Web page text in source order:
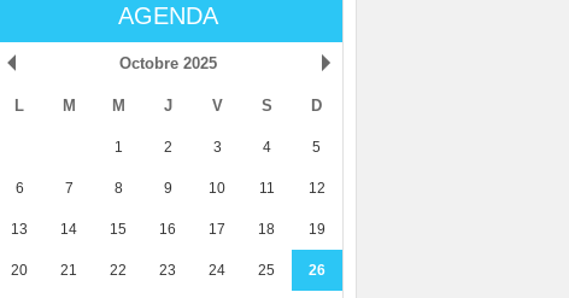
AGENDA
Octobre 2025
L M M J V S D
1 2 3 4 5
6 7 8 9 10 11 12
13 14 15 16 17 18 19
20 21 22 23 24 25 26